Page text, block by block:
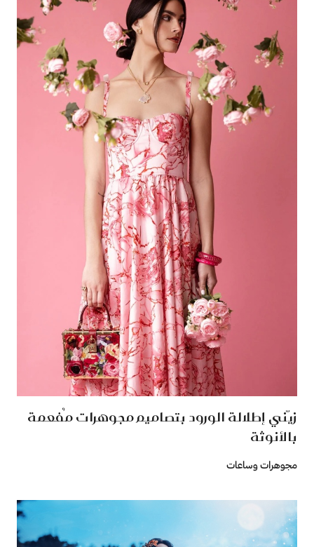
زيّني إطلالة الورود بتصاميم مجوهرات مُفعمة
بالأنوثة
مجوهرات وساعات